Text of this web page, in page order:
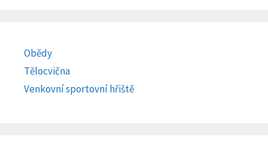
Obědy
Tělocvična
Venkovní sportovní hřiště